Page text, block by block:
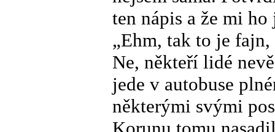
ten nápis a že mi
„Ehm, tak to je fajn,
Ne, někteří lidé
jede v autobuse
některými svými